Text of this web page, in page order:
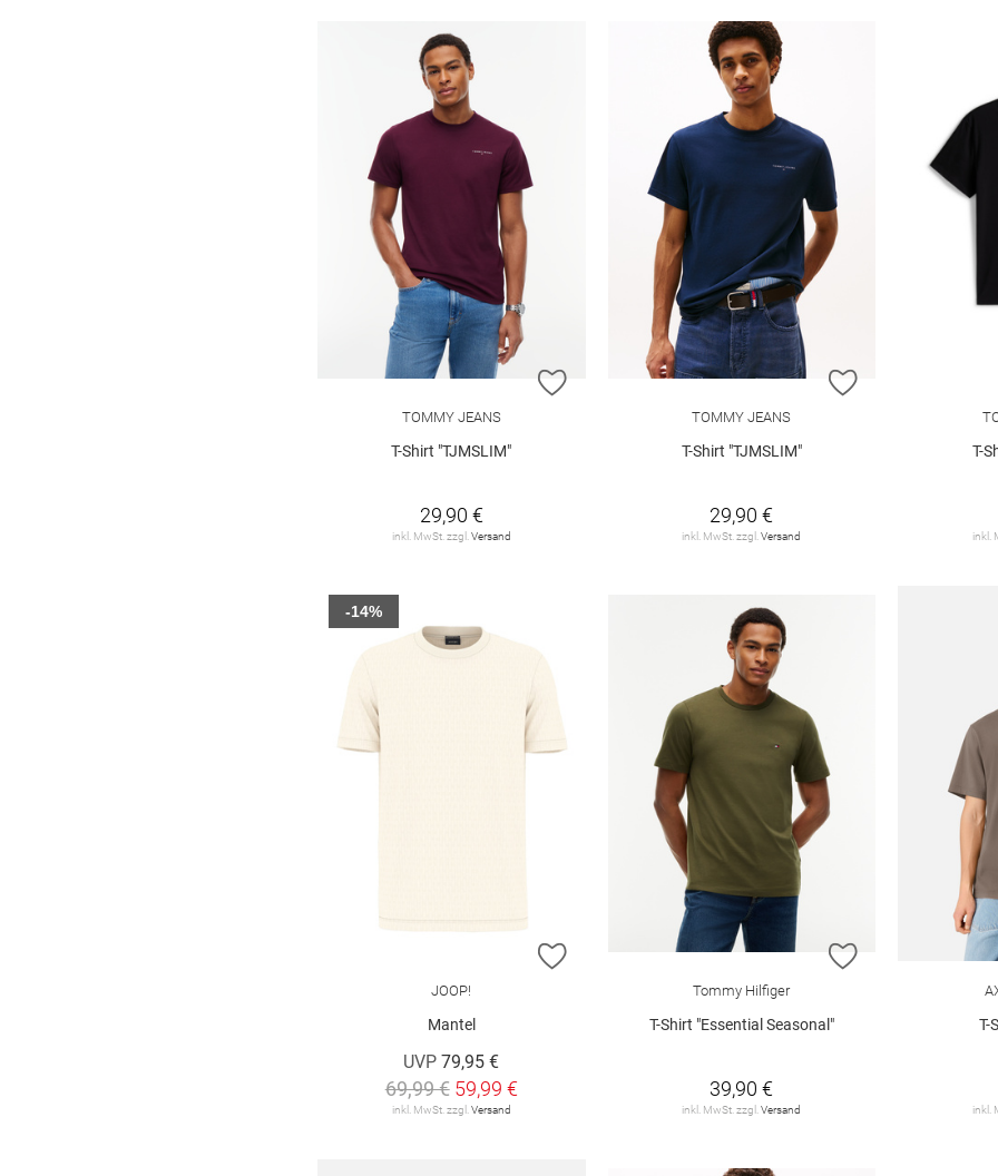
ZUR WUNSCHLISTE HINZUFÜGEN
TOMMY JEANS
T-Shirt "TJMSLIM"
29,90 €
inkl. MwSt. zzgl. Versand
ZUR
TOMMY JEANS
T-Shirt "TJMSLIM"
29,90 €
inkl. MwSt. zzgl.Versand
T-
inkl.
ZUR WUNSCHLISTE HINZUFÜGEN
JOOP!
Mantel
UVP 79,95 €
69,99 € 59,99 €
inkl. MwSt. zzgl. Versand
-14%
ZUR
Tommy Hilfiger
T-Shirt "Essential Seasonal"
39,90 €
inkl. MwSt. zzgl.Versand
T-
inkl.